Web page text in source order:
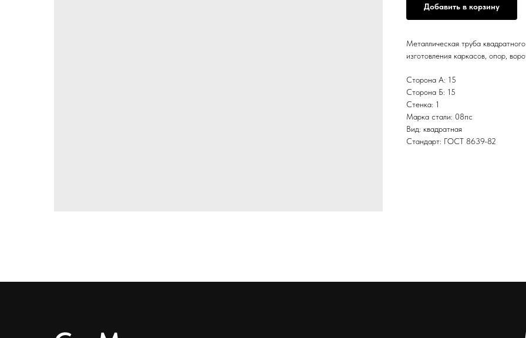
Добавить в корзину
Металлическая труба
изготовления каркасов, опор,
Сторона А: 15
Сторона Б: 15
Стенка: 1
Марка стали: 08пс
Вид: квадратная
Стандарт: ГОСТ 8639-82